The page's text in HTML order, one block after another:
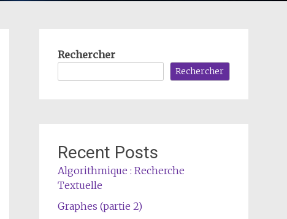
Rechercher
Rechercher
Recent Posts
Algorithmique : Recherche
Textuelle
Graphes (partie 2)